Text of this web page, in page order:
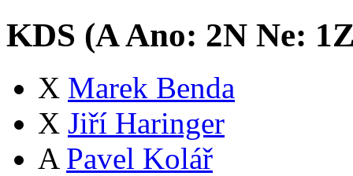
KDS (AAno: 2N Ne: 1
X Marek Benda
X Jiří Haringer
A Pavel Kolář